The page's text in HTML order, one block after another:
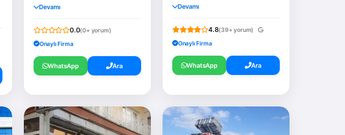
Devamı
0.0(0+ yorum)
Onaylı Firma
WhatsApp Ara
Devamı
4.8(39+ yorum)
Onaylı Firma
WhatsApp Ara